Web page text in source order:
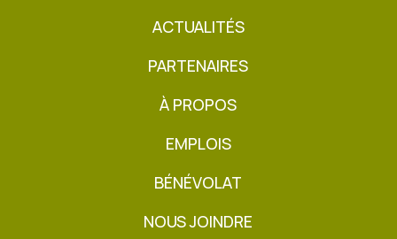
ACTUALITÉS
PARTENAIRES
À PROPOS
EMPLOIS
BÉNÉVOLAT
NOUS JOINDRE